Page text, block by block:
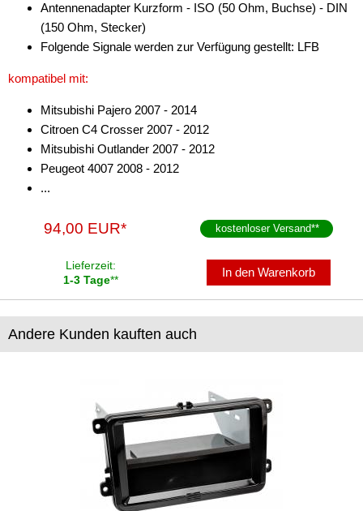
Antennenadapter Kurzform - ISO (50 Ohm, Buchse) - DIN
(150 Ohm, Stecker)
Folgende Signale werden zur Verfügung gestellt: LFB
kompatibel mit:
Mitsubishi Pajero 2007 - 2014
Citroen C4 Crosser 2007 - 2012
Mitsubishi Outlander 2007 - 2012
Peugeot 4007 2008 - 2012
...
94,00 EUR* kostenloser Versand**
Lieferzeit:
1-3 Tage**
In den Warenkorb
Andere Kunden kauften auch